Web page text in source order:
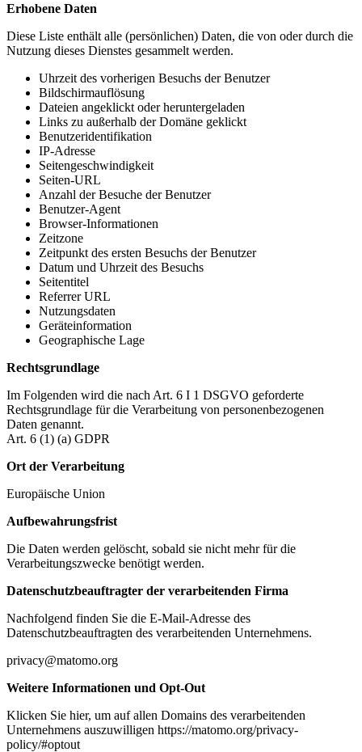
Erhobene Daten
Diese Liste enthält alle (persönlichen) Daten, die von oder durch die
Nutzung dieses Dienstes gesammelt werden.
Uhrzeit des vorherigen Besuchs der Benutzer
Bildschirmauflösung
Dateien angeklickt oder heruntergeladen
Links zu außerhalb der Domäne geklickt
Benutzeridentifikation
IP-Adresse
Seitengeschwindigkeit
Seiten-URL
Anzahl der Besuche der Benutzer
Benutzer-Agent
Browser-Informationen
Zeitzone
Zeitpunkt des ersten Besuchs der Benutzer
Datum und Uhrzeit des Besuchs
Seitentitel
Referrer URL
Nutzungsdaten
Geräteinformation
Geographische Lage
Rechtsgrundlage
Im Folgenden wird die nach Art. 6 I 1 DSGVO geforderte
Rechtsgrundlage für die Verarbeitung von personenbezogenen
Daten genannt.
Art. 6 (1) (a) GDPR
Ort der Verarbeitung
Europäische Union
Aufbewahrungsfrist
Die Daten werden gelöscht, sobald sie nicht mehr für die
Verarbeitungszwecke benötigt werden.
Datenschutzbeauftragter der verarbeitenden Firma
Nachfolgend finden Sie die E-Mail-Adresse des
Datenschutzbeauftragten des verarbeitenden Unternehmens.
privacy@matomo.org
Weitere Informationen und Opt-Out
Klicken Sie hier, um auf allen Domains des verarbeitenden
Unternehmens auszuwilligen https://matomo.org/privacy-
policy/#optout